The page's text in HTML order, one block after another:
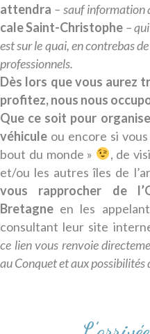
attendra – sauf information
cale Saint-Christophe –
est sur le quai, en contrebas
professionnels.
Dès lors que vous aurez
profitez, nous nous
Que ce soit pour
véhicule ou encore si
bout du monde »
, de
et/ou les autres îles de
vous rapprocher de
Bretagne en les
consultant leur site
ce lien vous renvoie
au Conquet et aux